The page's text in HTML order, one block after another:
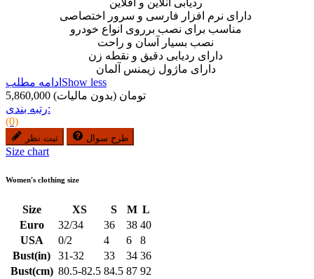
دارای ماژول زیمنس آلمان
ادامه مطلب Show less
5,860,000 تومان (بدون مالیات)
رتبه بندی:
(0)
ثبت نظر طرح سوال
Size chart
Women's clothing size
Size XS S M L
Euro
32/34 36 38 40
USA
0/2 4 6
8
Bust(in)
31-32 33 34 36
Bust(cm) 80.5-82.5 84.5 87 92